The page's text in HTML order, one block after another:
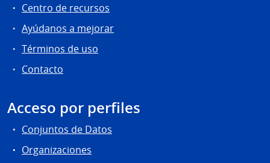
Centro de recursos
Ayúdanos a mejorar
Términos de uso
Contacto
Acceso por perfiles
Conjuntos de Datos
Organizaciones